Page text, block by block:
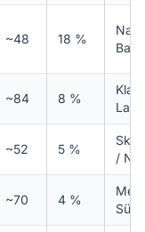
~48 18 %
~84 8 %
~52 5 %
/
~70 4 %